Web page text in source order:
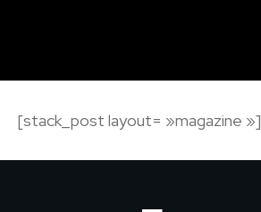
[stack_post layout= »magazine »]